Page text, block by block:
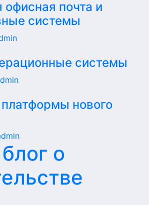
офисная почта и
системы
системы
нового
о